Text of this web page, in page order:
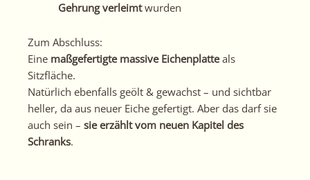
Gehrung verleimtwurden
Zum Abschluss:
Eine maßgefertigte massive Eichenplatteals
Sitzfläche.
Natürlich ebenfalls geölt & gewachst – und sichtbar
heller, da aus neuer Eiche gefertigt. Aber das darf sie
auch sein – sie erzählt vom neuen Kapitel des
Schranks.